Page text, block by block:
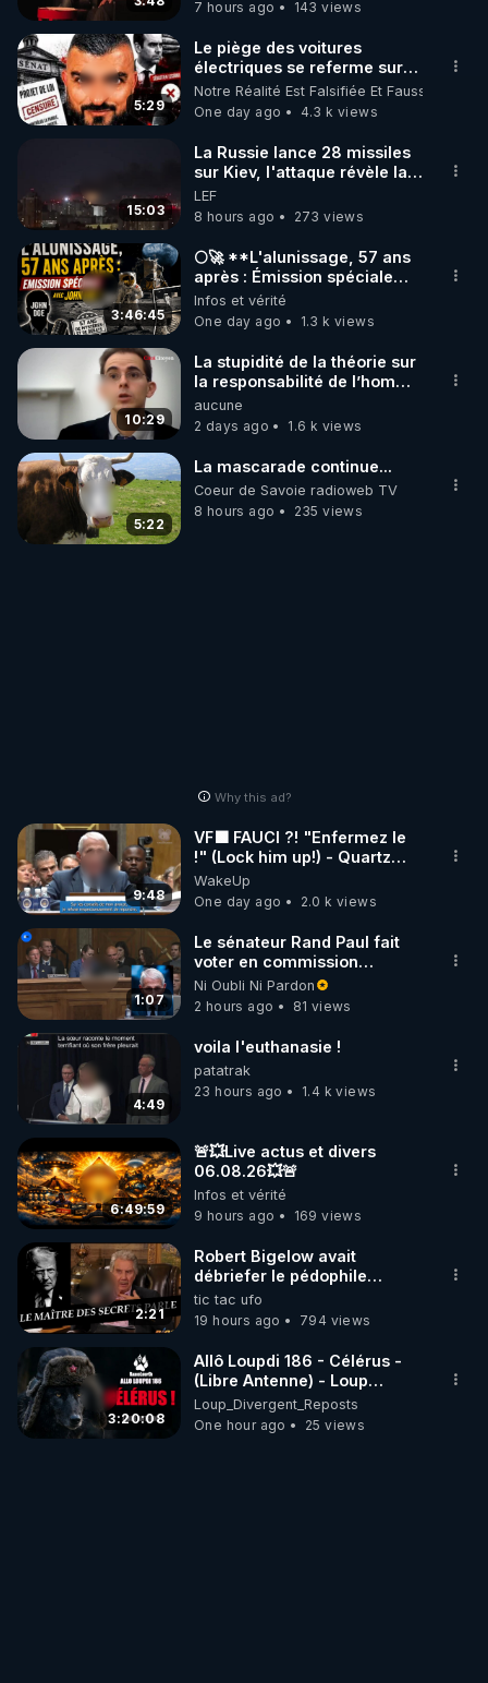
code : REGENERE10
▶ 30 jours gratuit sur l’application de méditation et
de bien-être ENVOL :
Rendez-vous sur https://www.envol.app/code
le code : REGENERE
7 hours ago 143 views
5:29
Le piège des voitures
électriques se referme sur
les usagers !
Notre Réalité Est Falsifiée Et Fausse
One day ago
4.3 k views
15:03
La Russie lance 28 missiles
sur Kiev, l'attaque révèle la
faiblesse de Kiev
LEF
8 hours ago
273 views
3:46:45
🌕🚀 **L'alunissage, 57 ans
après : Émission spéciale
avec John Doe !** 👨 🚀✨
Infos et vérité
One day ago
1.3 k views
10:29
La stupidité de la théorie sur
la responsabilité de l’homme
concernant le dioxyde de
carbone.
aucune
2 days ago
1.6 k views
5:22
La mascarade continue...
Coeur de Savoie radioweb TV
8 hours ago
235 views
Why this ad?
9:48
VF🟩 FAUCI ?! "Enfermez le
!" (Lock him up!) - Quartz
Traduction
WakeUp
One day ago
2.0 k views
1:07
Le sénateur Rand Paul fait
voter en commission
l'outrage au Congrès contre
Anthony Fauci
Ni Oubli Ni Pardon
2 hours ago
81 views
4:49
voila l'euthanasie !
patatrak
23 hours ago
1.4 k views
6:49:59
🚨💥Live actus et divers
06.08.26💥🚨
Infos et vérité
9 hours ago
169 views
2:21
Robert Bigelow avait
débriefer le pédophile
génocidaire de donald j
trump
tic tac ufo
19 hours ago
794 views
3:20:08
Allô Loupdi 186 - Célérus -
(Libre Antenne) - Loup
Divergent 2026.08.06
Loup_Divergent_Reposts
One hour ago
25 views